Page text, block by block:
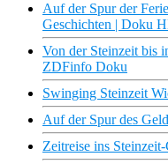
Auf der Spur der
Geschichten | Doku
Von der Steinzeit bis
ZDFinfo Doku
Swinging Steinzeit
Auf der Spur des
Zeitreise ins